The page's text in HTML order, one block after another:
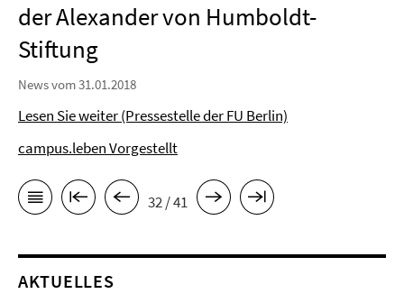
der Alexander von Humboldt-
Stiftung
News vom 31.01.2018
Lesen Sie weiter (Pressestelle der FU Berlin)
campus.leben Vorgestellt
32 / 41
AKTUELLES